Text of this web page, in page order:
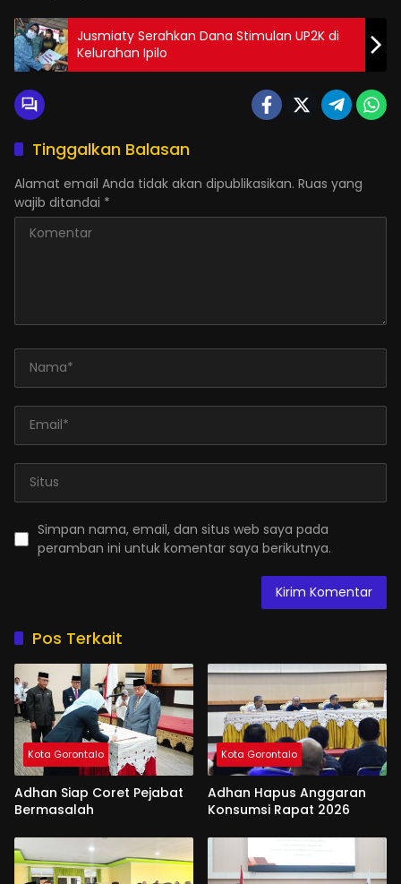
Jusmiaty Serahkan Dana Stimulan UP2K di
Kelurahan Ipilo
Tinggalkan Balasan
Alamat email Anda tidak akan dipublikasikan. Ruas yang
wajib ditandai *
Simpan nama, email, dan situs web saya pada
peramban ini untuk komentar saya berikutnya.
Pos Terkait
Kota Gorontalo
Adhan Siap Coret Pejabat
Bermasalah
Kota Gorontalo
Adhan Hapus Anggaran
Konsumsi Rapat 2026